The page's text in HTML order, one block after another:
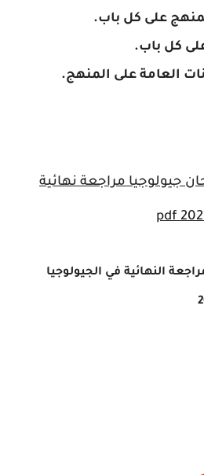
على كل باب.
كل باب.
العامة على المنهج.
جيولوجيا مراجعة نهائية
pdf
النهائية في الجيولوجيا